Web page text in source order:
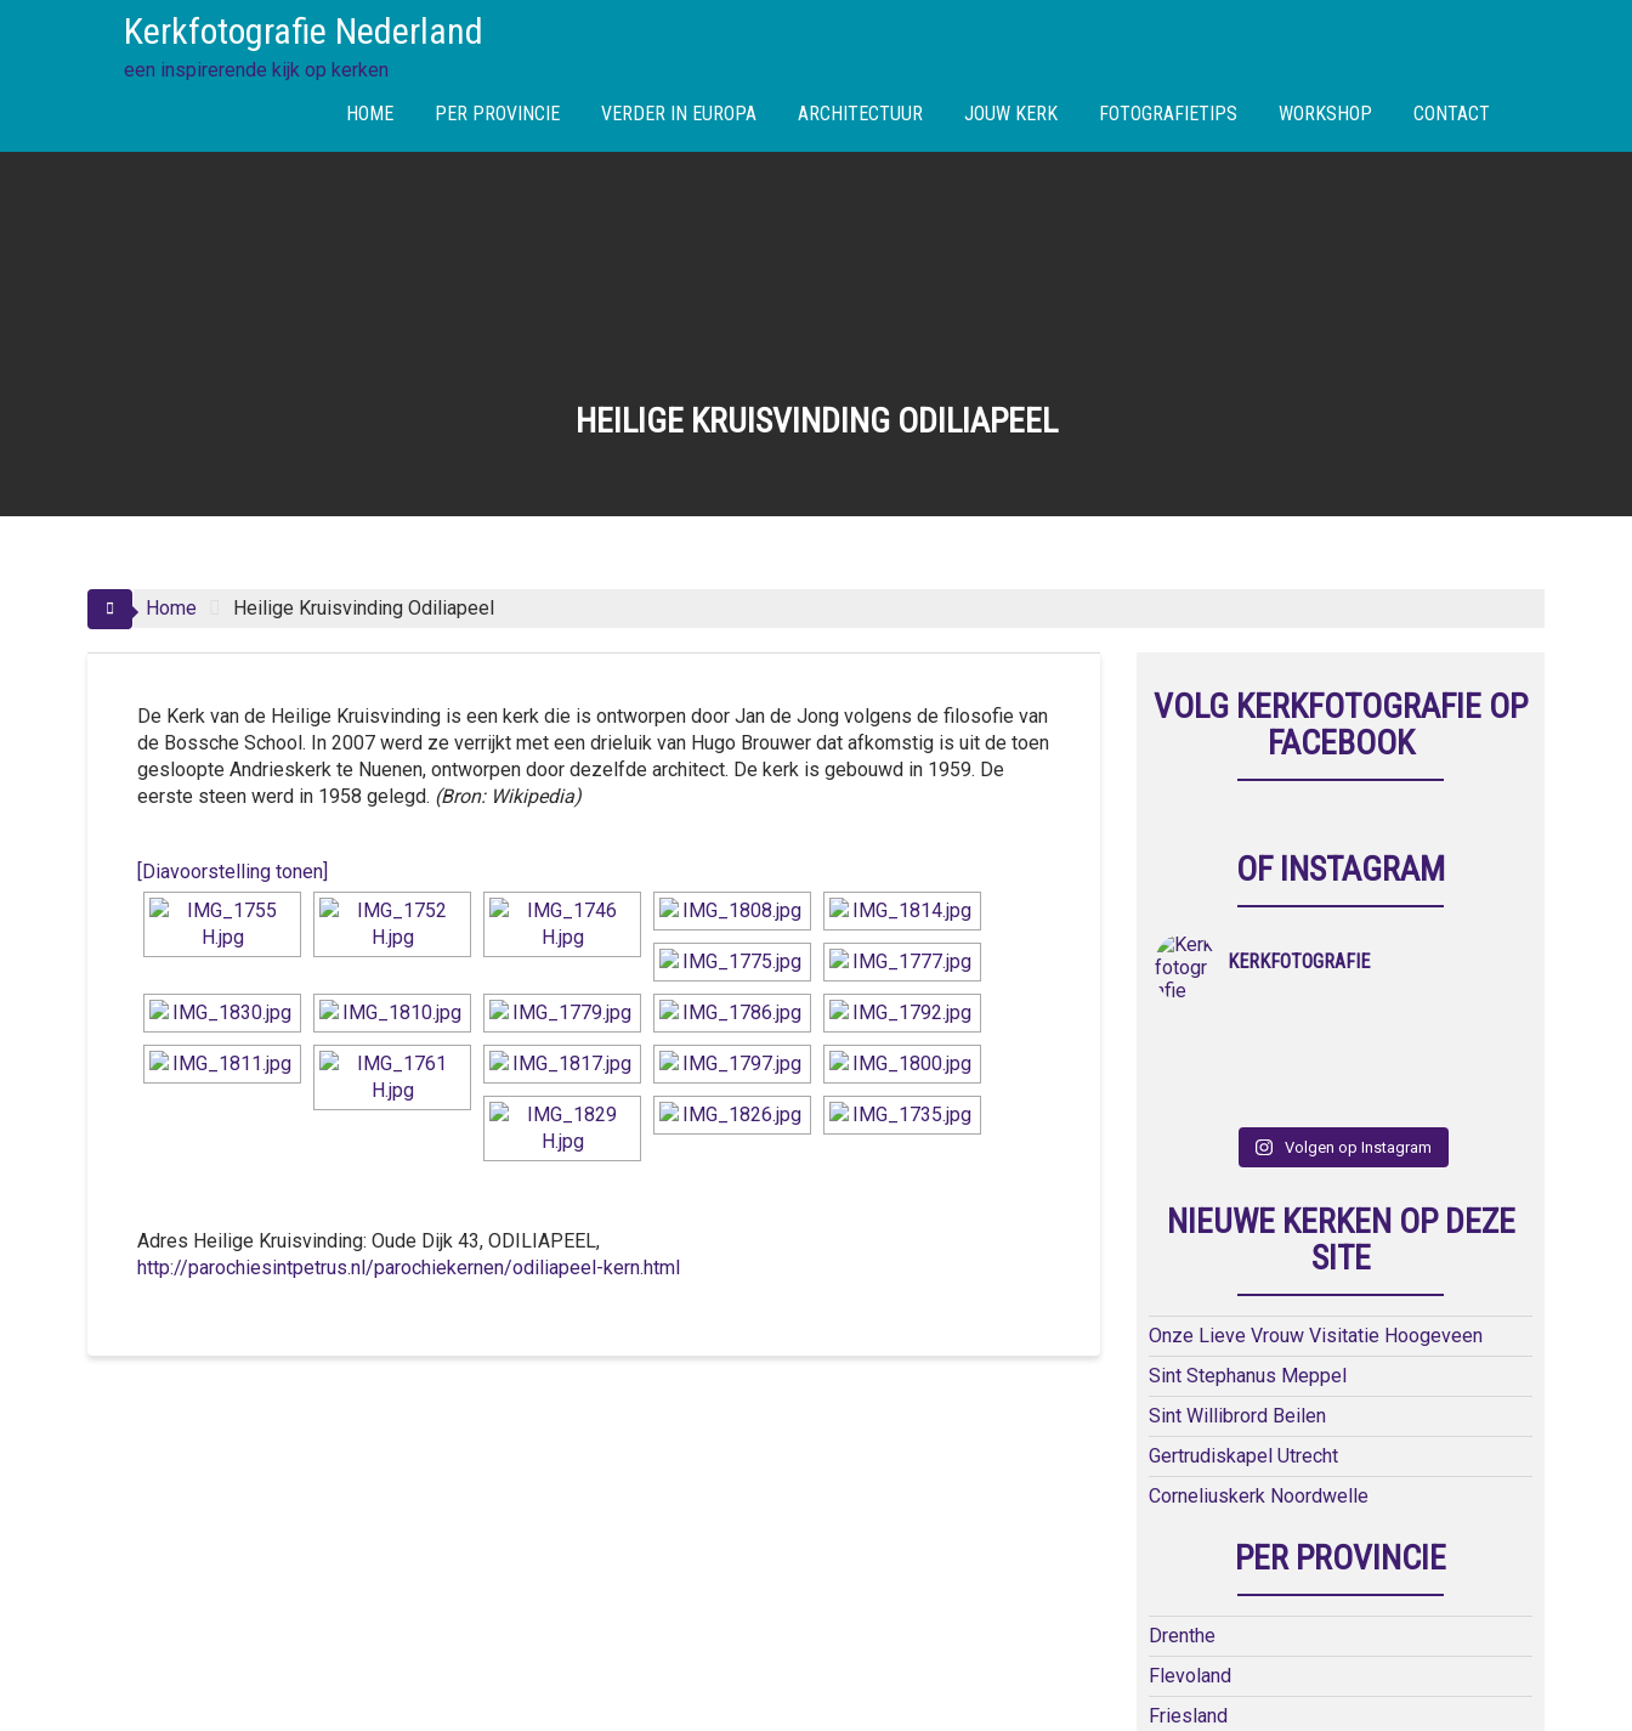
Kerkfotografie Nederland
een inspirerende kijk op kerken
HOME
PER PROVINCIE VERDER IN EUROPA ARCHITECTUUR JOUW KERK FOTOGRAFIETIPS WORKSHOP CONTACT
HEILIGE KRUISVINDING ODILIAPEEL
Home Heilige Kruisvinding Odiliapeel
De Kerk van de Heilige Kruisvinding is een kerk die is ontworpen door Jan de Jong volgens de filosofie van
de Bossche School. In 2007 werd ze verrijkt met een drieluik van Hugo Brouwer dat afkomstig is uit de toen
gesloopte Andrieskerk te Nuenen, ontworpen door dezelfde architect. De kerk is gebouwd in 1959. De
eerste steen werd in 1958 gelegd. (Bron: Wikipedia)
[Diavoorstelling tonen]
Adres Heilige Kruisvinding: Oude Dijk 43, ODILIAPEEL,
http://parochiesintpetrus.nl/parochiekernen/odiliapeel-kern.html
VOLG KERKFOTOGRAFIE OP
FACEBOOK
OF INSTAGRAM
KERKFOTOGRAFIE
Volgen op Instagram
NIEUWE KERKEN OP DEZE
SITE
Onze Lieve Vrouw Visitatie Hoogeveen
Sint Stephanus Meppel
Sint Willibrord Beilen
Gertrudiskapel Utrecht
Corneliuskerk Noordwelle
PER PROVINCIE
Drenthe
Flevoland
Friesland